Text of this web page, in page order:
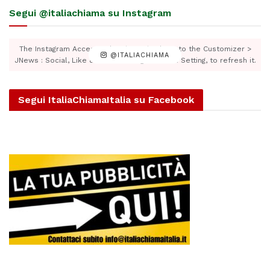
Segui @italiachiama su Instagram
@ITALIACHIAMA
The Instagram Access Token is expired, Go to the Customizer >
JNews : Social, Like & View > Instagram Feed Setting, to refresh it.
Segui ItaliaChiamaItalia su Facebook